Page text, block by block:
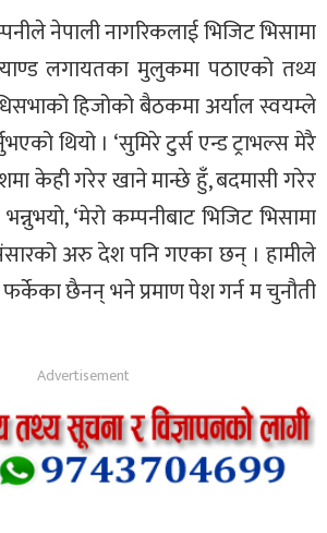
नेपाली नागरिकलाई भिजिट भिसामा
लगायतका मुलुकमा पठाएको तथ्य
हिजोको बैठकमा अर्याल स्वयम्ले
थियो । ‘सुमिरे टुर्स एन्ड ट्राभल्स मेरै
केही गरेर खाने मान्छे हुँ, बदमासी गरेर
‘मेरो कम्पनीबाट भिजिट भिसामा
संसारको अरु देश पनि गएका छन् । हामीले
छैनन् भने प्रमाण पेश गर्न म चुनौती